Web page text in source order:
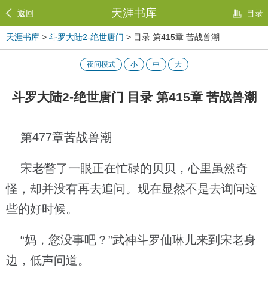
返回 天涯书库 目录
天涯书库 > 斗罗大陆2-绝世唐门 > 目录 第415章 苦战兽潮
夜间模式 小 中 大
斗罗大陆2-绝世唐门 目录 第415章 苦战兽潮
第477章苦战兽潮
宋老瞥了一眼正在忙碌的贝贝，心里虽然奇
怪，却并没有再去追问。现在显然不是去询问这
些的好时候。
“妈，您没事吧？”武神斗罗仙琳儿来到宋老身
边，低声问道。